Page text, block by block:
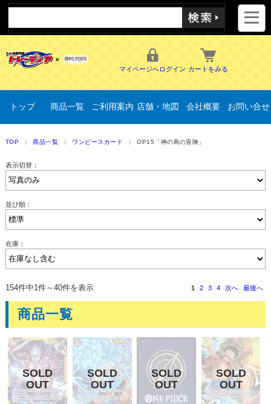
マイページへログイン カートをみる
トップ 商品一覧 ご利用案内 店舗・地図 会社概要 お問い合せ
TOP 商品一覧 ワンピースカード OP15「神の島の冒険」
表示切替：
並び順：
在庫：
154件中1件～40件を表示 1 2 3 4 次へ 最後へ
商品一覧